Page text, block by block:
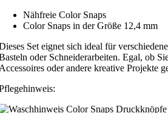
Nähfreie Color Snaps
Color Snaps in der Größe 12,4 mm
Set eignet sich ideal für
oder Schneiderarbeiten. Egal, ob
oder andere kreative Projekte